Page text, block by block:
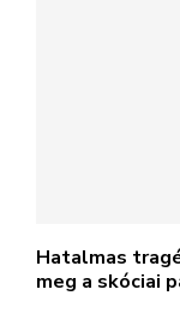
Hatalmas
meg a skóciai